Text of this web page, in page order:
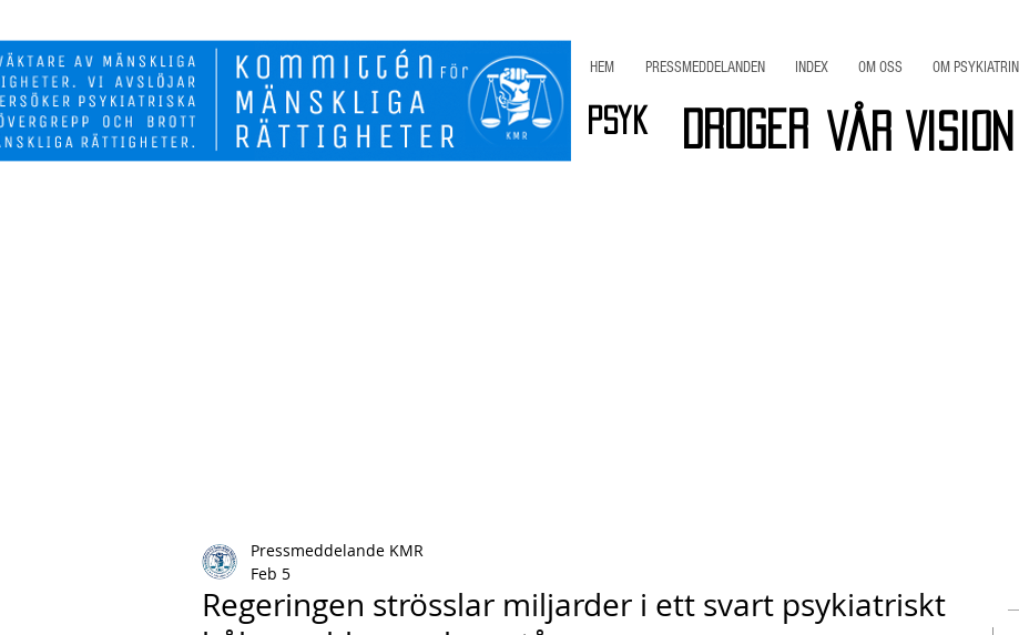
HEM PRESSMEDDELANDEN INDEX OM OSS OM PSYKIATRIN
Vår Vision
Droger
Psyk
Regeringen strösslar miljarder i ett svart psykiatriskt
Pressmeddelande KMR
Feb 5